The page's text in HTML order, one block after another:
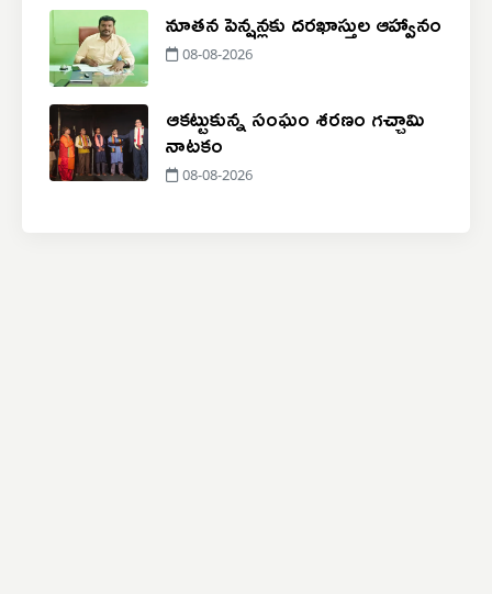
నూతన పెన్షన్లకు దరఖాస్తుల ఆహ్వానం
08-08-2026
ఆకట్టుకున్న సంఘం శరణం గచ్చామి
నాటకం
08-08-2026